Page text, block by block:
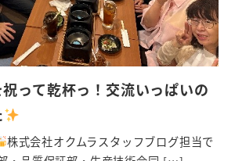
って乾杯っ！交流いっぱいの
株式会社オクムラスタッフブログ担当で